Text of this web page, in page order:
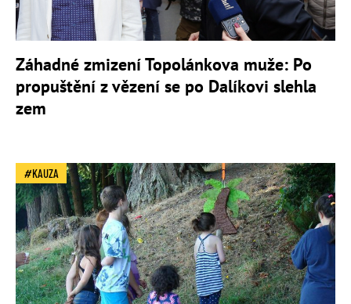
Záhadné zmizení Topolánkova muže: Po
propuštění z vězení se po Dalíkovi slehla
zem
KAUZA